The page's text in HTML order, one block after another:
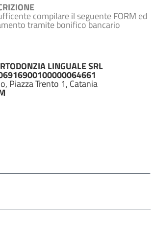
compilare il seguente FORM ed
tramite bonifico bancario
LINGUALE SRL
Piazza Trento 1, Catania